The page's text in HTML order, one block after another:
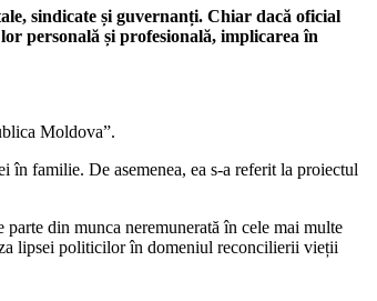
sindicate și guvernanți. Chiar dacă oficial
per­sonală și profesională, impli­carea în
Moldova”.
fa­milie. De asemenea, ea s-a referit la proiectul
din munca neremunerată în cele mai multe
lipsei politicilor în domeniul reconcilierii vieții